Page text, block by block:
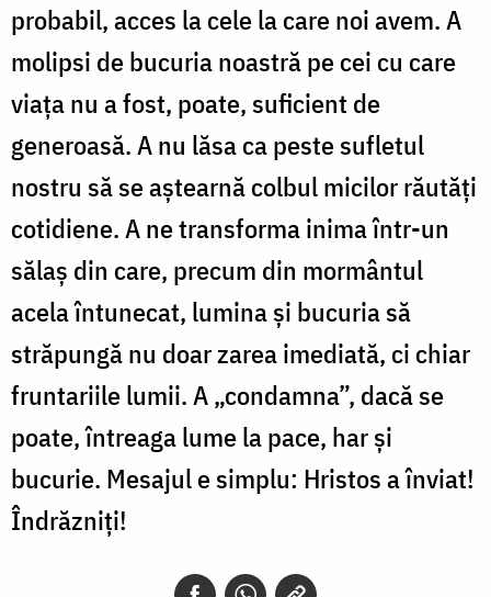
probabil, acces la cele la care noi avem. A
molipsi de bucuria noastră pe cei cu care
viața nu a fost, poate, suficient de
generoasă. A nu lăsa ca peste sufletul
nostru să se aștearnă colbul micilor răutăți
cotidiene. A ne transforma inima într-un
sălaș din care, precum din mormântul
acela întunecat, lumina și bucuria să
străpungă nu doar zarea imediată, ci chiar
fruntariile lumii. A „condamna”, dacă se
poate, întreaga lume la pace, har și
bucurie. Mesajul e simplu: Hristos a înviat!
Îndrăzniți!